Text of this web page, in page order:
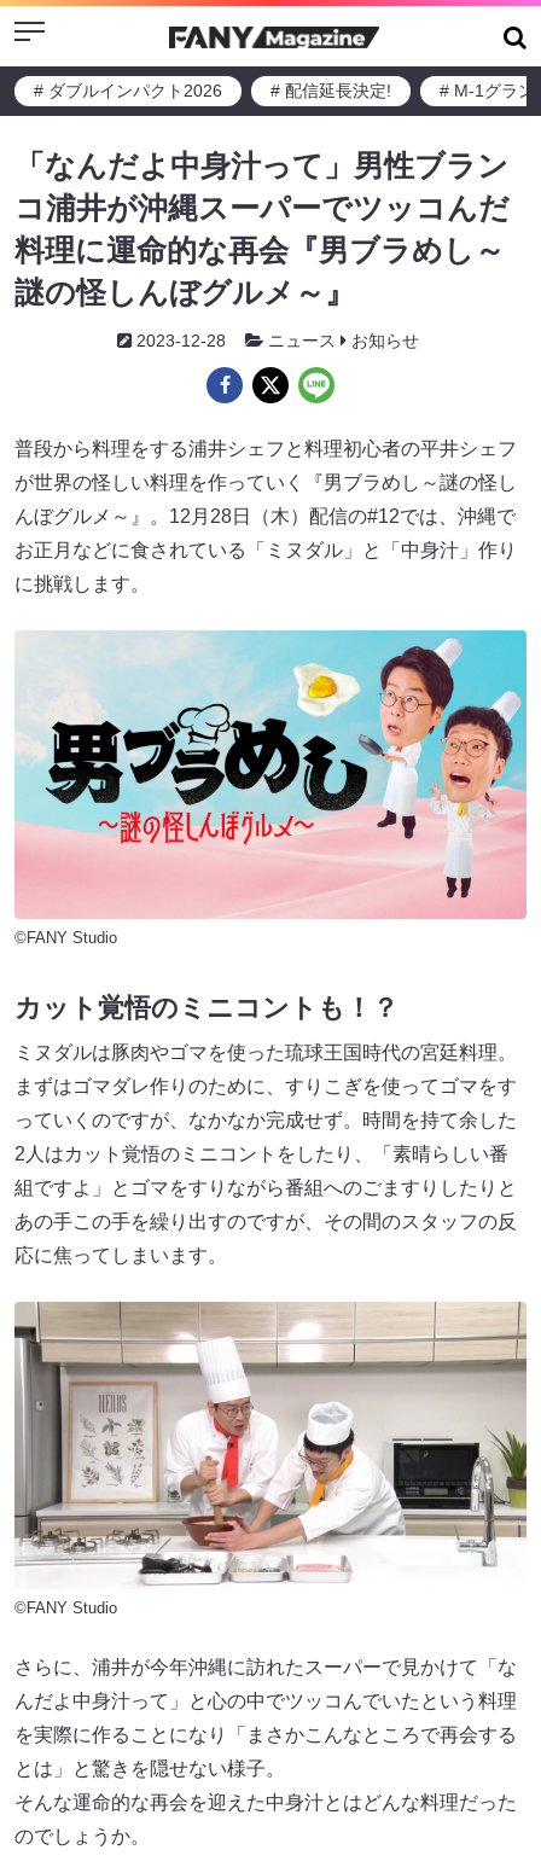
Menu
# ダブルインパクト2026 # 配信延長決定! # M-1グラン
「なんだよ中身汁って」男性ブラン
コ浦井が沖縄スーパーでツッコんだ
料理に運命的な再会『男ブラめし～
謎の怪しんぼグルメ～』
2023-12-28 ニュース お知らせ
普段から料理をする浦井シェフと料理初心者の平井シェフ
が世界の怪しい料理を作っていく『男ブラめし～謎の怪し
んぼグルメ～』。12月28日（木）配信の#12では、沖縄で
お正月などに食されている「ミヌダル」と「中身汁」作り
に挑戦します。
©FANY Studio
カット覚悟のミニコントも！？
ミヌダルは豚肉やゴマを使った琉球王国時代の宮廷料理。
まずはゴマダレ作りのために、すりこぎを使ってゴマをす
っていくのですが、なかなか完成せず。時間を持て余した
2人はカット覚悟のミニコントをしたり、「素晴らしい番
組ですよ」とゴマをすりながら番組へのごますりしたりと
あの手この手を繰り出すのですが、その間のスタッフの反
応に焦ってしまいます。
©FANY Studio
さらに、浦井が今年沖縄に訪れたスーパーで見かけて「な
んだよ中身汁って」と心の中でツッコんでいたという料理
を実際に作ることになり「まさかこんなところで再会する
とは」と驚きを隠せない様子。
そんな運命的な再会を迎えた中身汁とはどんな料理だった
のでしょうか。